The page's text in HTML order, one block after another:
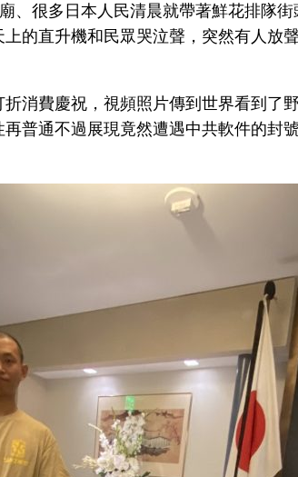
、很多日本人民清晨就帶著鮮花排隊
的直升機和民眾哭泣聲，突然有人放
消費慶祝，視頻照片傳到世界看到了
普通不過展現竟然遭遇中共軟件的封